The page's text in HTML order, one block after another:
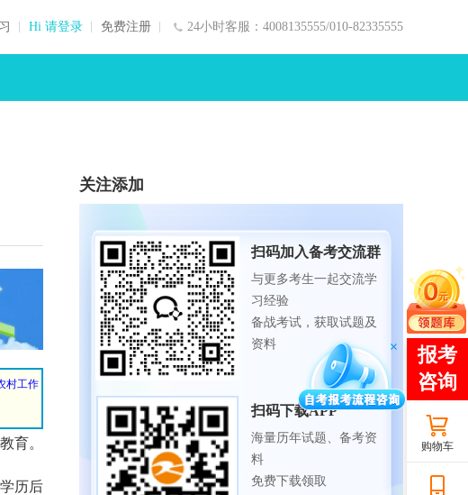
24小时客服：4008135555/010-82335555
Hi 请登录 免费注册
村工作
育。
历后
关注添加
扫码加入备考交流群
与更多考生一起交流学
习经验
备战考试，获取试题及
资料
扫码下载APP
海量历年试题、备考资
料
免费下载领取
购物车